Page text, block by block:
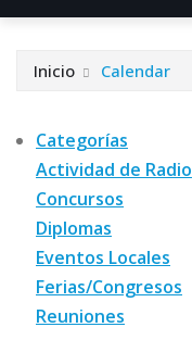
Inicio Calendar
Categorías
Actividad de Radio
Concursos
Diplomas
Eventos Locales
Ferias/Congresos
Reuniones